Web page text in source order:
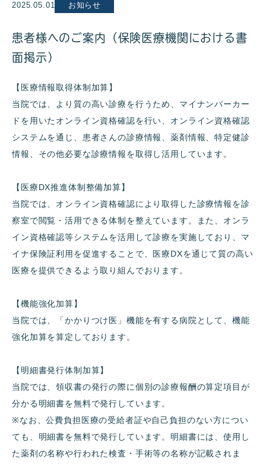
2025.05.01 お知らせ
患者様へのご案内（保険医療機関における書
面掲示）
【医療情報取得体制加算】
当院では、より質の高い診療を行うため、マイナンバーカー
ドを用いたオンライン資格確認を行い、オンライン資格確認
システムを通じ、患者さんの診療情報、薬剤情報、特定健診
情報、その他必要な診療情報を取得し活用しています。
【医療DX推進体制整備加算】
当院では、オンライン資格確認により取得した診療情報を診
察室で閲覧・活用できる体制を整えています。また、オンラ
イン資格確認等システムを活用して診療を実施しており、マ
イナ保険証利用を促進することで、医療DXを通じて質の高い
医療を提供できるよう取り組んでおります。
【機能強化加算】
当院では、「かかりつけ医」機能を有する病院として、機能
強化加算を算定しております。
【明細書発行体制加算】
当院では、領収書の発行の際に個別の診療報酬の算定項目が
分かる明細書を無料で発行しています。
※なお、公費負担医療の受給者証や自己負担のない方につい
ても、明細書を無料で発行しています。明細書には、使用し
た薬剤の名称や行われた検査・手術等の名称が記載されま